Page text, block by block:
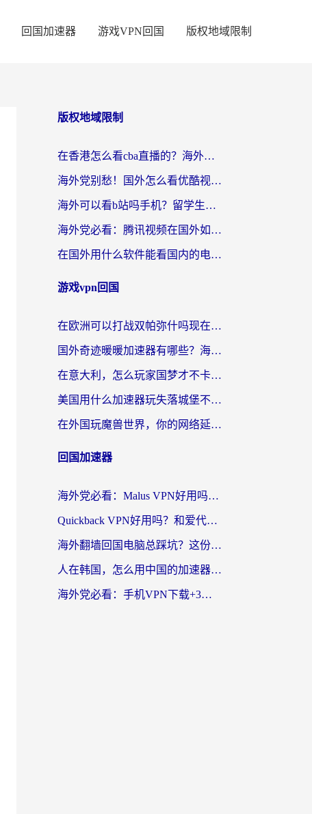
回国加速器 游戏VPN回国 版权地域限制
版权地域限制
在香港怎么看cba直播的？海外党体育观赛终极指南：告别版权限制，畅享中文解说
海外党别愁！国外怎么看优酷视频？一招解决追剧、看直播难题
海外可以看b站吗手机？留学生亲测有效的回国加速指南
海外党必看：腾讯视频在国外如何解除地域限制？附优酷咪咕使用指南
在国外用什么软件能看国内的电视剧啊？留学生亲测有效的回国加速方案
游戏vpn回国
在欧洲可以打战双帕弥什吗现在？跨越延迟墙的实战指南
国外奇迹暖暖加速器有哪些？海外党国服游戏畅玩终极指南（附亲测推荐）
在意大利，怎么玩家国梦才不卡？这份终极加速指南请收好
美国用什么加速器玩失落城堡不卡？海外党亲测有效的国服游戏加速指南
在外国玩魔兽世界，你的网络延迟是最大的敌人
回国加速器
海外党必看：Malus VPN好用吗？和迅猛兔VPN对比哪个回国效果更好？附真实体验与避坑指南
Quickback VPN好用吗？和爱代理VPN对比哪个回国效果更好？
海外翻墙回国电脑总踩坑？这份实测指南帮你选对加速器（附ChickCNinitapMalus对比）
人在韩国，怎么用中国的加速器刷剧打游戏？这份真实体验指南给你答案
海外党必看：手机VPN下载+3步选对回国加速器，无缝刷国内资源不再愁